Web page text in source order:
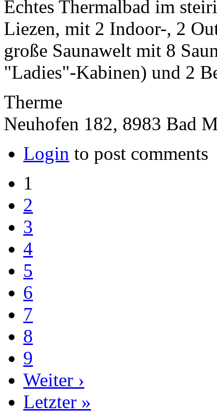
Echtes Thermalbad im
Liezen, mit 2 Indoor-, 2
große Saunawelt mit 8
"Ladies"-Kabinen) und 2
Therme
Neuhofen 182, 8983 Bad
Login to post comments
1
2
3
4
5
6
7
8
9
Weiter ›
Letzter »